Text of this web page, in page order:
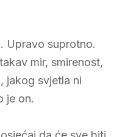
Upravo suprotno.
mir, smirenost,
jakog svjetla ni
je on.